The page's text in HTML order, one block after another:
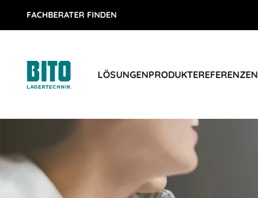
FACHBERATER FINDEN
LÖSUNGENPRODUKTEREFERENZEN